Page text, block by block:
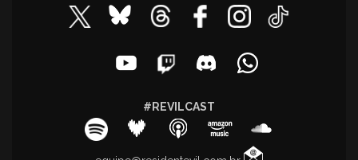
#REVILCAST